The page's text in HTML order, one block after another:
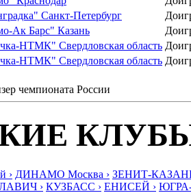
Санкт-Петербург
Ак Барс" Казань
НТМК" Свердловская область
НТМК" Свердловская область
чемпионата России
› ДИНАМО Москва › ЗЕНИТ-
› КУЗБАСС › ЕНИСЕЙ ›